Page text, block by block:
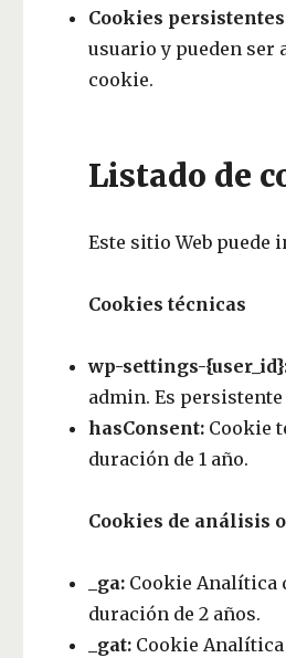
Cookies
usuario y pueden ser
cookie.
Listado de
Este sitio Web puede
Cookies técnicas
wp-settings-
admin. Es
hasConsent: Cookie
duración de 1 año.
Cookies de análisis
_ga: Cookie Analítica
duración de 2 años.
_gat: Cookie